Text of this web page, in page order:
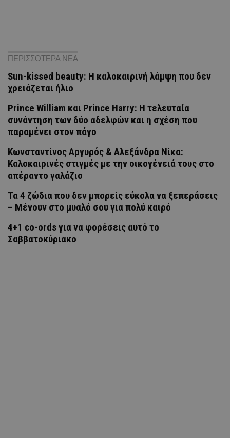
ΠΕΡΙΣΣΟΤΕΡΑ ΝΕΑ
Sun-kissed beauty: Η καλοκαιρινή λάμψη που δεν
χρειάζεται ήλιο
Prince William και Prince Harry: Η τελευταία
συνάντηση των δύο αδελφών και η σχέση που
παραμένει στον πάγο
Κωνσταντίνος Αργυρός & Αλεξάνδρα Νίκα:
Καλοκαιρινές στιγμές με την οικογένειά τους στο
απέραντο γαλάζιο
Τα 4 ζώδια που δεν μπορείς εύκολα να ξεπεράσεις
– Μένουν στο μυαλό σου για πολύ καιρό
4+1 co-ords για να φορέσεις αυτό το
Σαββατοκύριακο